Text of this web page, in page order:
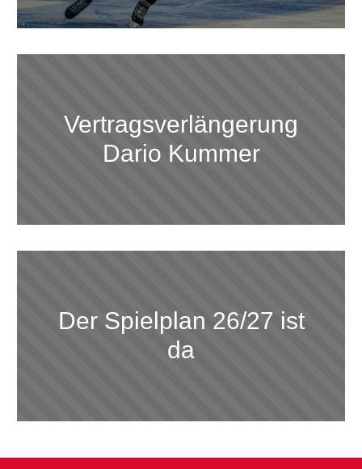
Vertragsverlängerung
Dario Kummer
Der Spielplan 26/27 ist
da